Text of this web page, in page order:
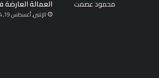
العمالة
الإثنين, أغسطس 19, 2024 12:58 م